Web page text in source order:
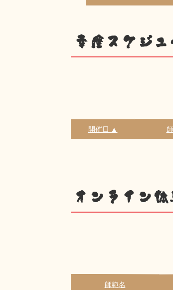
幸座スケジ
開催日 ▲
オンライン
師範名